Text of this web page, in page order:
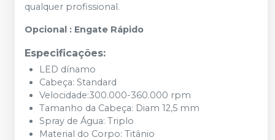
qualquer profissional.
Opcional : Engate Rápido
Especificações:
LED dínamo
Cabeça: Standard
Velocidade:300.000-360.000 rpm
Tamanho da Cabeça: Diam 12,5 mm
Spray de Água: Triplo
Material do Corpo: Titânio